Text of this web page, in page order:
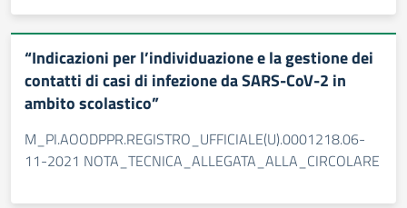
“Indicazioni per l’individuazione e la gestione dei
contatti di casi di infezione da SARS-CoV-2 in
ambito scolastico”
M_PI.AOODPPR.REGISTRO_UFFICIALE(U).0001218.06-
11-2021 NOTA_TECNICA_ALLEGATA_ALLA_CIRCOLARE